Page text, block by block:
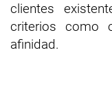
clientes
criterios como
afinidad.